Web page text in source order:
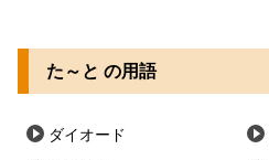
た～と の用語
ダイオード